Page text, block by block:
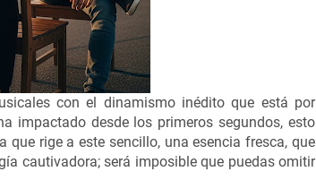
con el dinamismo inédito que está por
impactado desde los primeros segundos, esto
rige a este sencillo, una esencia fresca, que
cautivadora; será imposible que puedas omitir